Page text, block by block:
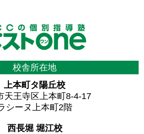
校舎所在地
上本町タ陽丘校
天王寺区上本町8-4-17
シーヌ上本町2階
西長堀 堀江校